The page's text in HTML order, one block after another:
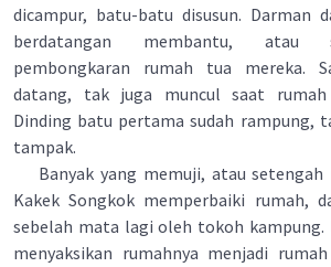
dicampur, batu-batu disusun. Darman
berdatangan membantu, atau
pembongkaran rumah tua mereka.
datang, tak juga muncul saat rumah
Dinding batu pertama sudah rampung,
tampak.
Banyak yang memuji, atau setengah
Kakek Songkok memperbaiki rumah,
sebelah mata lagi oleh tokoh kampung.
menyaksikan rumahnya menjadi